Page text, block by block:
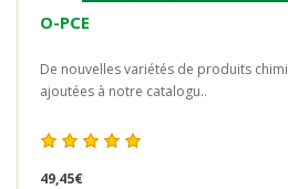
O-PCE
De nouvelles variétés de produits
ajoutées à notre catalogu..
49,45€